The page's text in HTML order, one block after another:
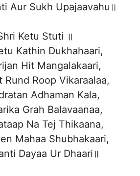
Aur Sukh Upajaavahu॥
Ketu Stuti ॥
Kathin Dukhahaari,
Hit Mangalakaari,
Rund Roop Vikaraalaa,
Adhaman Kala,
Grah Balavaanaa,
Na Tej Thikaana,
Mahaa Shubhakaari,
Dayaa Ur Dhaari॥